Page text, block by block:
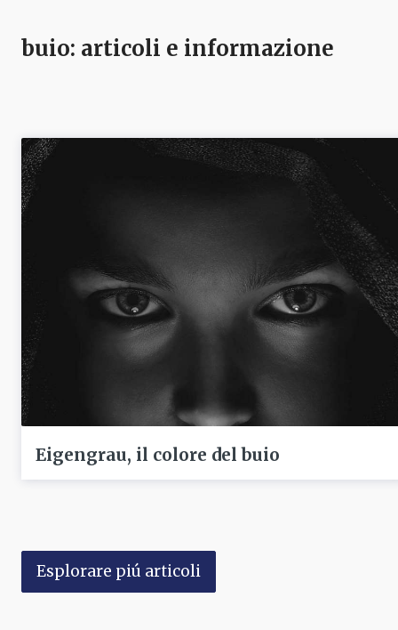
buio: articoli e informazione
Eigengrau, il colore del buio
Esplorare piú articoli